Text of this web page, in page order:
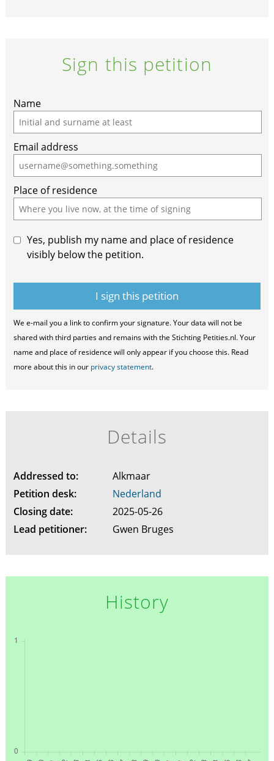
Sign this petition
If
you
are
a
human,
ignore
this
field
Name
Email address
Place of residence
Yes, publish my name and place of residence
visibly below the petition.
We e-mail you a link to confirm your signature. Your data will not be
shared with third parties and remains with the Stichting Petities.nl. Your
name and place of residence will only appear if you choose this. Read
more about this in our privacy statement.
Details
Addressed to:
Alkmaar
Petition desk:
Nederland
Closing date:
2025-05-26
Lead petitioner:
Gwen Bruges
History